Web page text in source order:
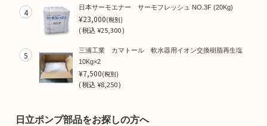
4 日本サーモエナー サーモフレッシュ NO.3F (20Kg)
¥23,000(税別)
(税込¥25,300 )
5
三浦工業 カマトール 軟水器用イオン交換樹脂再生塩
10Kg×2
¥7,500(税別)
(税込¥8,250 )
日立ポンプ部品をお探しの方へ